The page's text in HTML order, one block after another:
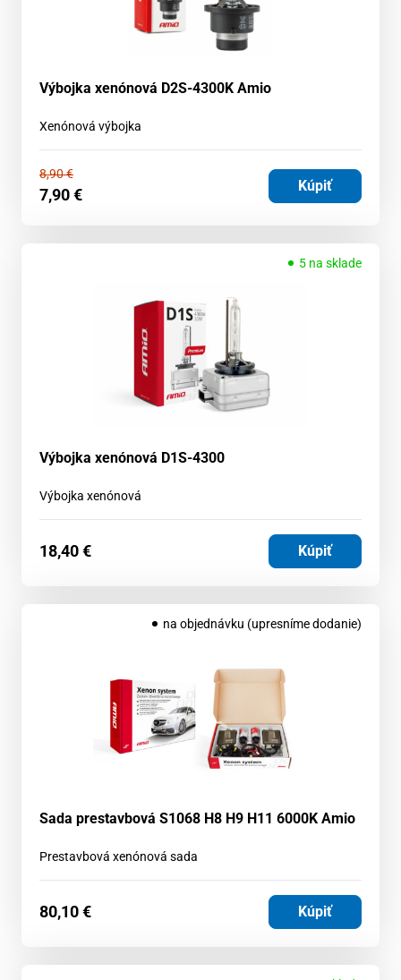
Výbojka xenónová D2S-4300K Amio
Xenónová výbojka
8,90€
7,90€ Kúpiť
5 na sklade
Výbojka xenónová D1S-4300
Výbojka xenónová
18,40€ Kúpiť
na objednávku (upresníme dodanie)
Sada prestavbová S1068 H8 H9 H11 6000K Amio
Prestavbová xenónová sada
80,10€ Kúpiť